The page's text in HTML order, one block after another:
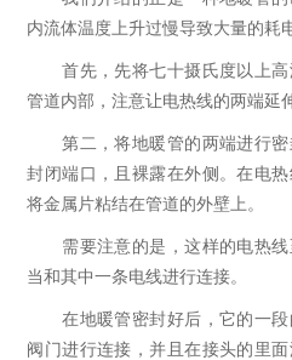
内流体温度上升过慢导致大量的耗
首先，先将七十摄氏度以上高
管道内部，注意让电热线的两端延
第二，将地暖管的两端进行密
封闭端口，且裸露在外侧。在电
将金属片粘结在管道的外壁上。
需要注意的是，这样的电热线
当和其中一条电线进行连接。
在地暖管密封好后，它的一段
阀门进行连接，并且在接头的里